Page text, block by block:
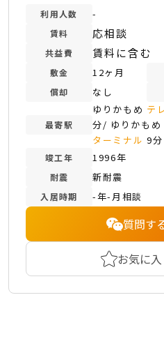
利用人数 -
賃料 応相談
共益費 賃料に含む
敷金 12ヶ月
償却 なし
最寄駅
ゆりかもめ テ
分/ ゆりかもめ
ターミナル 9分
竣工年 1996年
耐震 新耐震
入居時期 -年-月相談
質問す
お気に入